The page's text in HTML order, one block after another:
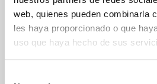
web, quienes pueden combinarla
les haya proporcionado o que
uso que haya hecho de sus
Nuevo Chino
, también